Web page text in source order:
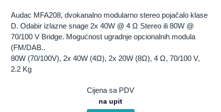
Audac MFA208, dvokanalno modularno stereo pojačalo klase
D. Odabir izlazne snage 2x 40W @ 4 Ω Stereo ili 80W @
70/100 V Bridge. Mogućnost ugradnje opcionalnih modula
(FM/DAB..
80W (70/100V), 2x 40W (4Ω), 2x 20W (8Ω), 4 Ω, 70/100 V,
2.2 Kg
Cijena sa PDV
na upit